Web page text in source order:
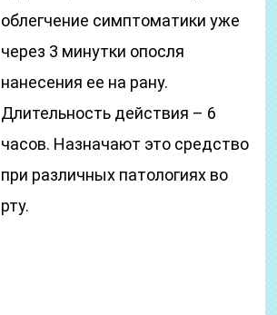
облегчение симптоматики уже
через 3 минутки опосля
нанесения ее на рану.
Длительность действия – 6
часов. Назначают это средство
при различных патологиях во
рту.